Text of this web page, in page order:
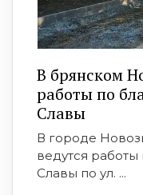
В брянском
работы по
Славы
В городе
ведутся работы
Славы по ул. ...